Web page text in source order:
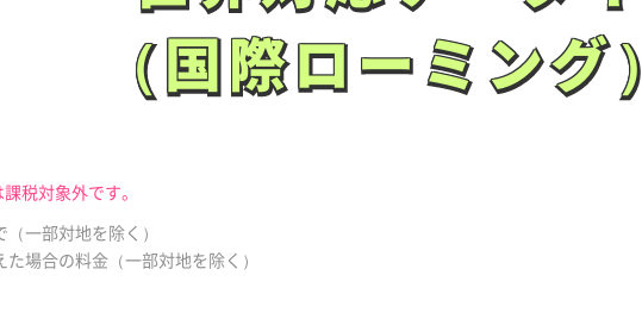
（国際ローミング）
（国際ローミング）
税対象外です。
一部対地を除く）
場合の料金（一部対地を除く）